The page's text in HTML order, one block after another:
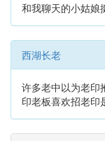
和我聊天的小姑娘
西湖长老
许多老中以为老印
印老板喜欢招老印